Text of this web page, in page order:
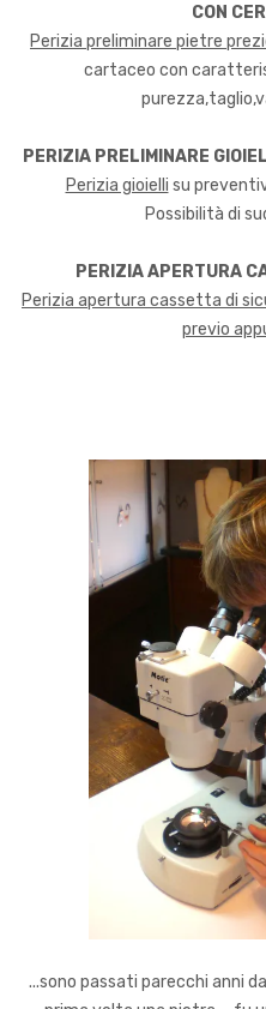
CON
Perizia preliminare pietre
cartaceo con
PERIZIA PRELIMINARE
Perizia gioielli su
Possibilità di
PERIZIA APERTURA
Perizia apertura cassetta di
previo
...sono passati parecchi anni